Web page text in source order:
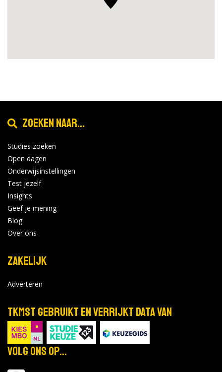
Zoeken naar...
Studies zoeken
Open dagen
Onderwijsinstellingen
Test jezelf
Insights
Geef je mening
Blog
Over ons
Zakelijk
Adverteren
TKMST gebruikt en verrijkt data van
Volg ons op...